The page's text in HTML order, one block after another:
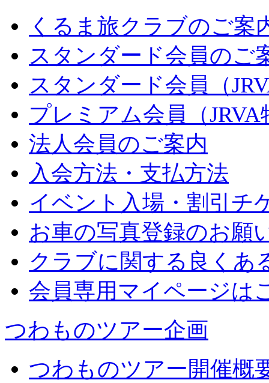
くるま旅クラブのご案
スタンダード会員のご
スタンダード会員（
プレミアム会員（
法人会員のご案内
入会方法・支払方法
イベント入場・割引チ
お車の写真登録のお願
クラブに関する良くあ
会員専用マイページは
つわものツアー企画
つわものツアー開催概